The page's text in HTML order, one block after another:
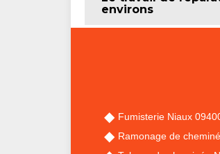
environs
Fumisterie Niaux
Ramonage de